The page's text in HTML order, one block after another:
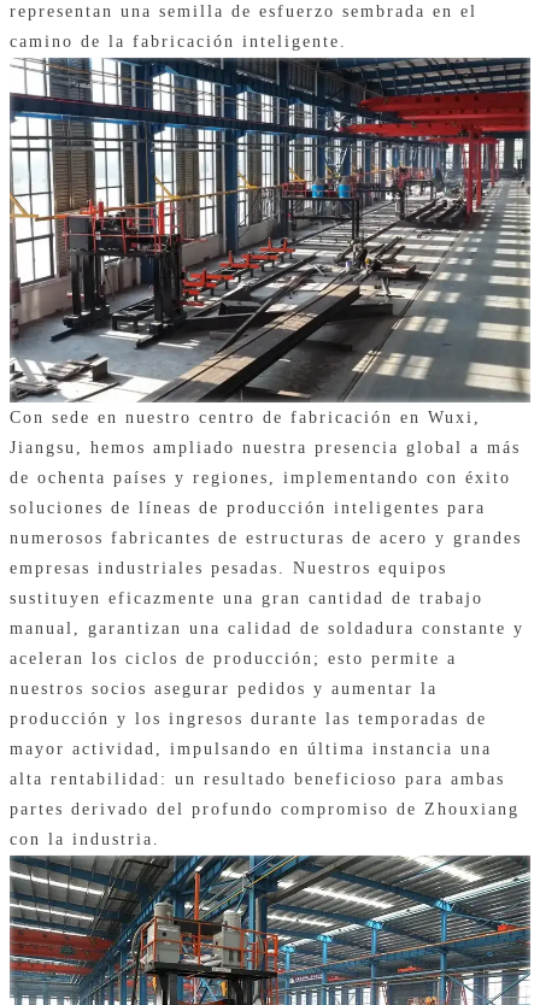
representan una semilla de esfuerzo sembrada en el
camino de la fabricación inteligente.
Con sede en nuestro centro de fabricación en Wuxi,
Jiangsu, hemos ampliado nuestra presencia global a más
de ochenta países y regiones, implementando con éxito
soluciones de líneas de producción inteligentes para
numerosos fabricantes de estructuras de acero y grandes
empresas industriales pesadas. Nuestros equipos
sustituyen eficazmente una gran cantidad de trabajo
manual, garantizan una calidad de soldadura constante y
aceleran los ciclos de producción; esto permite a
nuestros socios asegurar pedidos y aumentar la
producción y los ingresos durante las temporadas de
mayor actividad, impulsando en última instancia una
alta rentabilidad: un resultado beneficioso para ambas
partes derivado del profundo compromiso de Zhouxiang
con la industria.